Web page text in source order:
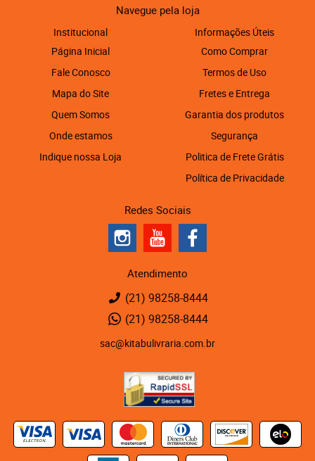
Navegue pela loja
Institucional
Página Inicial
Fale Conosco
Mapa do Site
Quem Somos
Onde estamos
Indique nossa Loja
Informações Úteis
Como Comprar
Termos de Uso
Fretes e Entrega
Garantia dos produtos
Segurança
Politica de Frete Grátis
Política de Privacidade
Redes Sociais
Atendimento
(21) 98258-8444
(21) 98258-8444
sac@kitabulivraria.com.br